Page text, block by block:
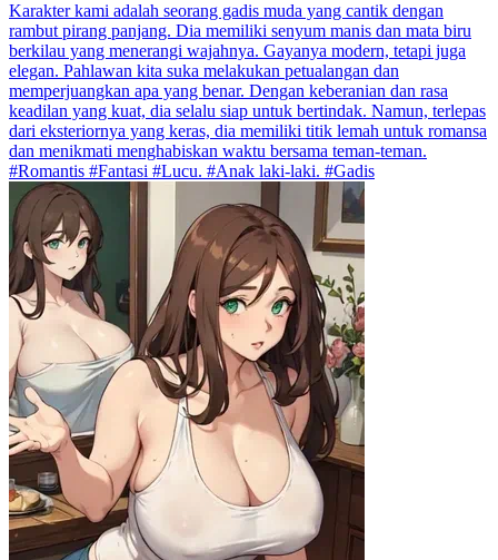
Karakter kami adalah seorang gadis muda yang cantik dengan
rambut pirang panjang. Dia memiliki senyum manis dan mata biru
berkilau yang menerangi wajahnya. Gayanya modern, tetapi juga
elegan. Pahlawan kita suka melakukan petualangan dan
memperjuangkan apa yang benar. Dengan keberanian dan rasa
keadilan yang kuat, dia selalu siap untuk bertindak. Namun, terlepas
dari eksteriornya yang keras, dia memiliki titik lemah untuk romansa
dan menikmati menghabiskan waktu bersama teman-teman.
#Romantis #Fantasi #Lucu. #Anak laki-laki. #Gadis